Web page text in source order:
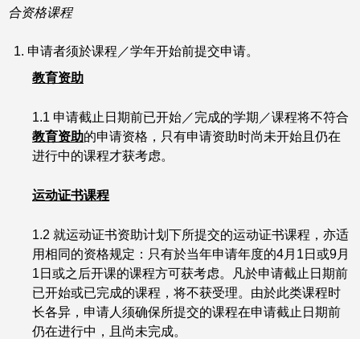
合资格课程
申请者须於课程／学年开始前提交申请。
教育资助
1.1 申请截止日期前已开始／完成的学期／课程将不符合
教育资助的申请资格，只有申请资助时尚未开始且仍在
进行中的课程才获考虑。
运动证书课程
1.2 就运动证书资助计划下所提交的运动证书课程，亦适
用相同的资格规定：只有於当年申请年度的4月1日或9月
1日或之后开课的课程方可获考虑。凡於申请截止日期前
已开始或已完成的课程，将不获受理。由於此类课程时
长各异，申请人须确保所提交的课程在申请截止日期前
仍在进行中，且尚未完成。